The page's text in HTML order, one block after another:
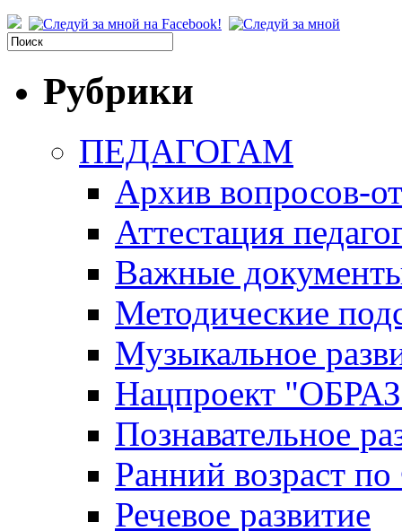
Рубрики
ПЕДАГОГАМ
Архив вопросов-
Аттестация
Важные
Методические
Музыкальное
Нацпроект
Познавательное
Ранний возраст
Речевое развитие